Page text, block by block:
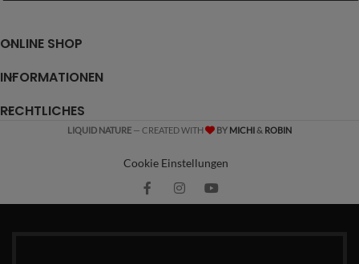
ONLINE SHOP
INFORMATIONEN
RECHTLICHES
LIQUID NATURE — CREATED WITH BY MICHI& ROBIN
Cookie Einstellungen